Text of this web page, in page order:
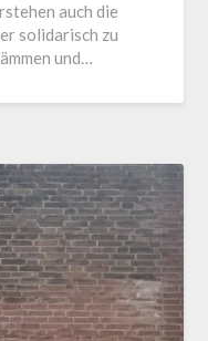
auch die
solidarisch zu
und…